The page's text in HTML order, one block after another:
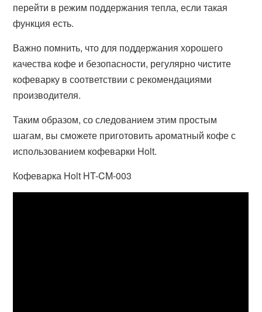
перейти в режим поддержания тепла, если такая
функция есть.
Важно помнить, что для поддержания хорошего
качества кофе и безопасности, регулярно чистите
кофеварку в соответствии с рекомендациями
производителя.
Таким образом, со следованием этим простым
шагам, вы сможете приготовить ароматный кофе с
использованием кофеварки Holt.
Кофеварка Holt HT-CM-003